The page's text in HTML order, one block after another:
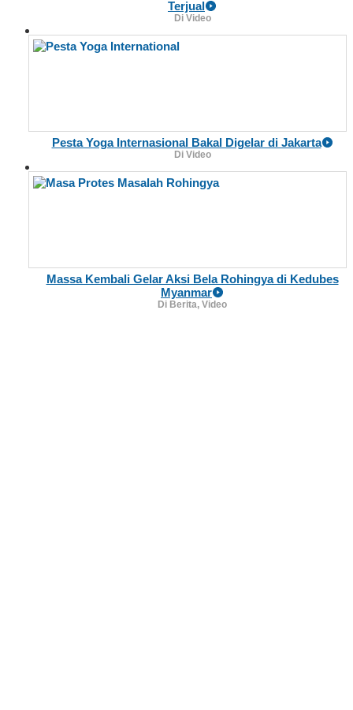
Terjual
Di Video
Pesta Yoga Internasional Bakal Digelar di Jakarta
Di Video
Massa Kembali Gelar Aksi Bela Rohingya di Kedubes
Myanmar
Di Berita, Video